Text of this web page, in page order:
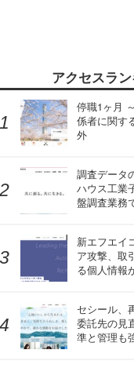
アクセスラ
停職1ヶ月
係者に関す
外
調査データ
ハウス工業
盤調査業務
新エフエイ
ア攻撃、取
る個人情報
セシール、
委託先の見
準と管理も